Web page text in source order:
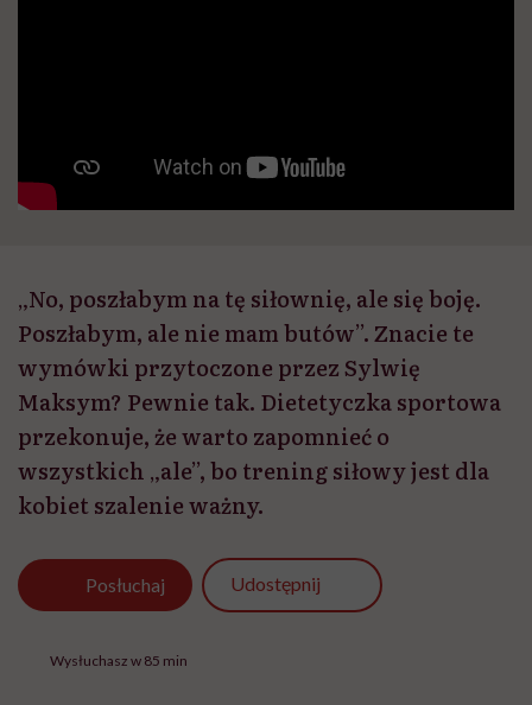
„No, poszłabym na tę siłownię, ale się boję.
Poszłabym, ale nie mam butów”. Znacie te
wymówki przytoczone przez Sylwię
Maksym? Pewnie tak. Dietetyczka sportowa
przekonuje, że warto zapomnieć o
wszystkich „ale”, bo trening siłowy jest dla
kobiet szalenie ważny.
Posłuchaj Udostępnij
Wysłuchasz w 85 min